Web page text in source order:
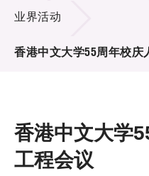
项目及资助计划
新闻中心
业界活动
香港中文大学55周年校庆
香港中文大学
工程会议